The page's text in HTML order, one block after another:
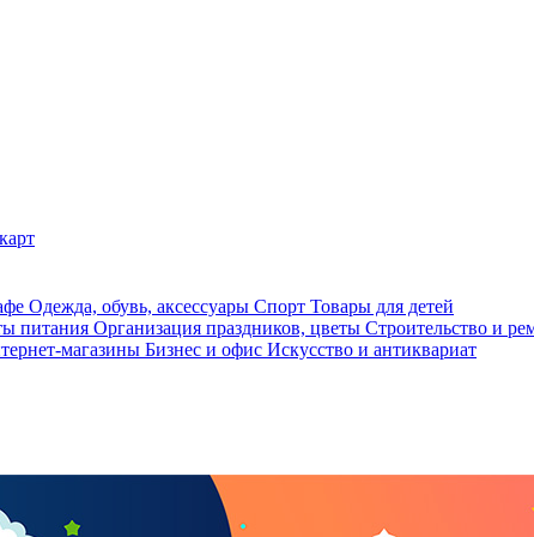
Одежда, обувь, аксессуары Спорт Товары для детей
питания Организация праздников, цветы Строительство и
магазины Бизнес и офис Искусство и антиквариат